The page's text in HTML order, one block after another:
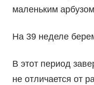
маленьким
На 39 неделе
В этот период
не отличается от